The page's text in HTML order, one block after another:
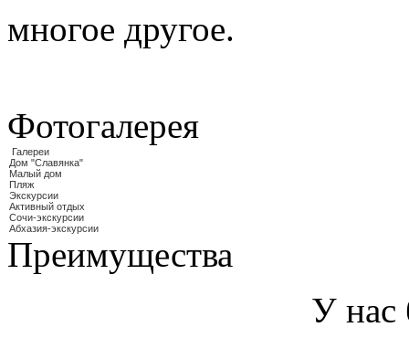
многое другое.
Фотогалерея
Галереи
Дом "Славянка"
Малый дом
Пляж
Экскурсии
Активный отдых
Сочи-экскурсии
Абхазия-экскурсии
Преимущества
У нас